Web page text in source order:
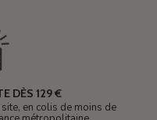
DÈS 129 €
en colis de moins de